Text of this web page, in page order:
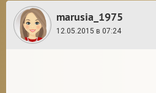
marusia_1975
12.05.2015 в 07:24